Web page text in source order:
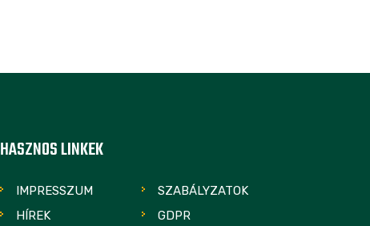
HASZNOS LINKEK
IMPRESSZUM
SZABÁLYZATOK
HÍREK
GDPR